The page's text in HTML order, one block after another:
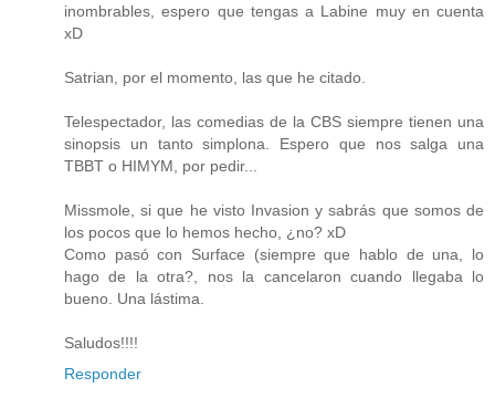
inombrables, espero que tengas a Labine muy en cuenta
xD
Satrian, por el momento, las que he citado.
Telespectador, las comedias de la CBS siempre tienen una
sinopsis un tanto simplona. Espero que nos salga una
TBBT o HIMYM, por pedir...
Missmole, si que he visto Invasion y sabrás que somos de
los pocos que lo hemos hecho, ¿no? xD
Como pasó con Surface (siempre que hablo de una, lo
hago de la otra?, nos la cancelaron cuando llegaba lo
bueno. Una lástima.
Saludos!!!!
Responder